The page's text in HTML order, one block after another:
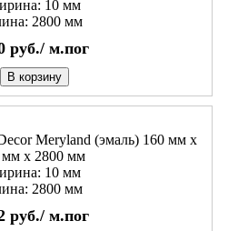
10 мм
2800 мм
руб./ м.пог
В корзину
Meryland (эмаль) 160 мм х
мм х 2800 мм
10 мм
2800 мм
руб./ м.пог